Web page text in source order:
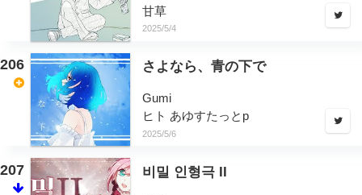
甘草
2025/5/4
206 さよなら、青の下で
Gumi
ヒト あゆすたっとp
2025/5/6
207 비밀 인형극 II